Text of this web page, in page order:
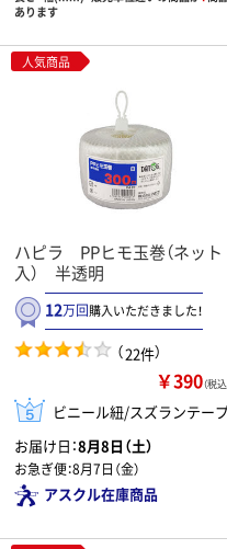
あります
人気商品
ハピラ PPヒモ玉巻（ネット
入） 半透明
12万回購入いただきました！
（22件）
￥390（税込
ビニール紐/スズランテー
お届け日：8月8日（土）
お急ぎ便：8月7日（金）
アスクル在庫商品